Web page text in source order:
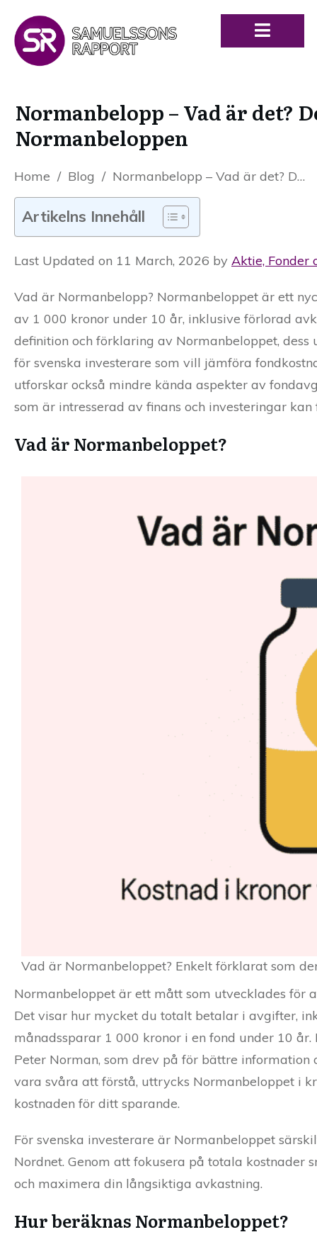
Normanbelopp – Vad är det?
Normanbeloppen
Home / Blog / Normanbelopp – Vad är det? Definition och förklaring av Normanbeloppen
Artikelns Innehåll
Last Updated on 11 March, 2026 by Aktie, Fonder
Vad är Normanbelopp? Normanbeloppet är ett
av 1 000 kronor under 10 år, inklusive förlorad
definition och förklaring av Normanbeloppet,
för svenska investerare som vill jämföra
utforskar också mindre kända aspekter av
som är intresserad av finans och investeringar
Vad är Normanbeloppet?
Vad är Normanbeloppet? Enkelt förklarat som
Normanbeloppet är ett mått som utvecklades för
Det visar hur mycket du totalt betalar i avgifter,
månadssparar 1 000 kronor i en fond under 10
Peter Norman, som drev på för bättre
vara svåra att förstå, uttrycks Normanbeloppet i
kostnaden för ditt sparande.
För svenska investerare är Normanbeloppet
Nordnet. Genom att fokusera på totala
och maximera din långsiktiga avkastning.
Hur beräknas Normanbeloppet?